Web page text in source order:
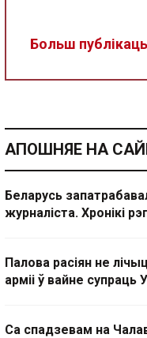
Больш
АПОШНЯЕ НА
Беларусь
журналіста. Хронікі
Палова расіян не
арміі ў вайне супраць
Са спадзевам на